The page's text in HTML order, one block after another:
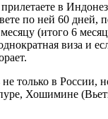
в
по ней 60 дней,
(итого 6
виза и
только в России,
Хошимине